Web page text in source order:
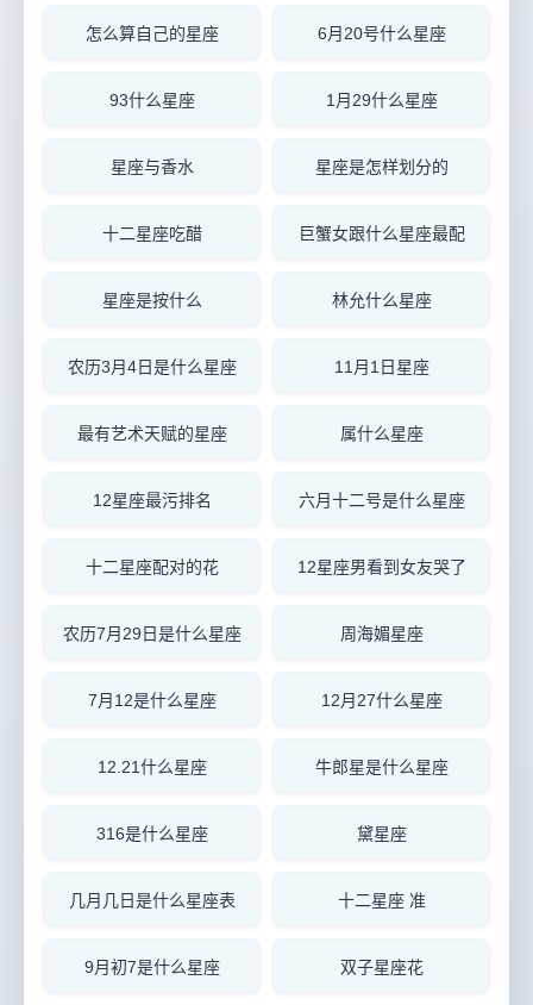
怎么算自己的星座 6月20号什么星座
93什么星座 1月29什么星座
星座与香水 星座是怎样划分的
十二星座吃醋 巨蟹女跟什么星座最配
星座是按什么 林允什么星座
农历3月4日是什么星座 11月1日星座
最有艺术天赋的星座 属什么星座
12星座最污排名 六月十二号是什么星座
十二星座配对的花 12星座男看到女友哭了
农历7月29日是什么星座 周海媚星座
7月12是什么星座 12月27什么星座
12.21什么星座 牛郎星是什么星座
316是什么星座 黛星座
几月几日是什么星座表 十二星座 准
9月初7是什么星座 双子星座花